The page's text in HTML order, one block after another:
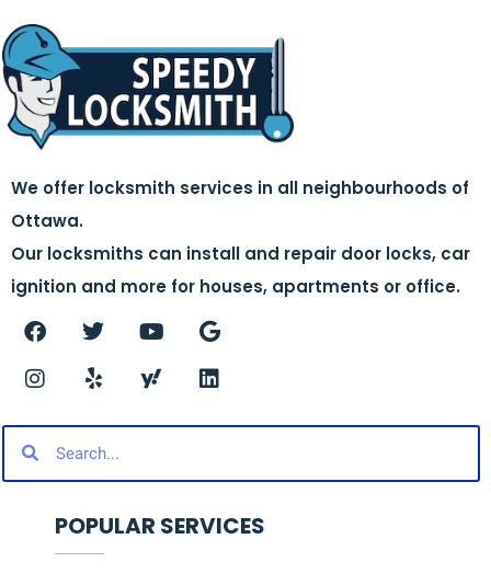
We offer locksmith services in all neighbourhoods of
Ottawa.
Our locksmiths can install and repair door locks, car
ignition and more for houses, apartments or office.
POPULAR SERVICES